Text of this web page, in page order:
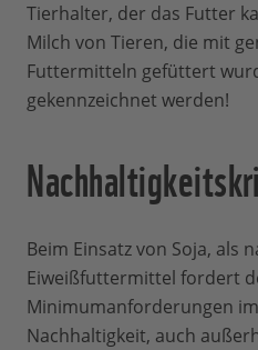
Tierhalter, der das Futter
Milch von Tieren, die mit
Futtermitteln gefüttert
gekennzeichnet werden!
Beim Einsatz von Soja, als
Eiweißfuttermittel fordert
Minimumanforderungen
Nachhaltigkeit, auch